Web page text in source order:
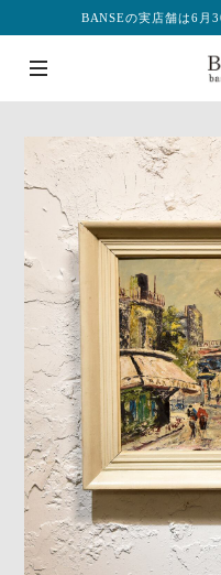
BANSEの実店舗は6月